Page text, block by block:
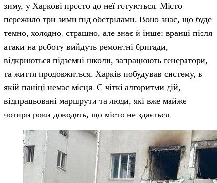
зиму, у Харкові просто до неї готуються. Місто
пережило три зими під обстрілами. Воно знає, що буде
темно, холодно, страшно, але знає й інше: вранці після
атаки на роботу вийдуть ремонтні бригади,
відкриються підземні школи, запрацюють генератори,
та життя продовжиться. Харків побудував систему, в
якій паніці немає місця. Є чіткі алгоритми дій,
відпрацьовані маршрути та люди, які вже майже
чотири роки доводять, що місто не здається.